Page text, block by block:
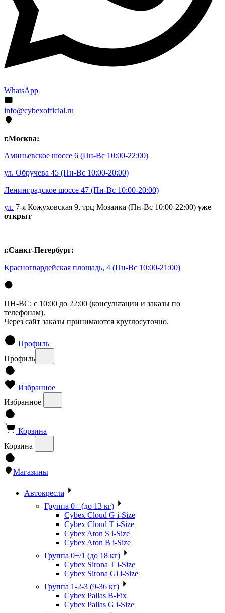
WhatsApp
info@cybexofficial.ru
г.Москва:
Аминьевское шоссе 6 (Пн-Вс 10:00-22:00)
ул. Обручева 45 (Пн-Вс 10:00-20:00)
Ленинградское шоссе 47 (Пн-Вс 10:00-20:00)
ул. 7-я Кожуховская 9, трц Мозаика (Пн-Вс 10:00-22:00) уже
открыт
г.Санкт-Петербург:
Красногвардейская площадь, 4 (Пн-Вс 10:00-21:00)
ПН-ВС: с 10:00 до 22:00 (консультации и заказы по
телефонам).
Через сайт заказы принимаются круглосуточно.
Профиль
Профиль
Избранное
Избранное
Корзина
Корзина
Магазины
Автокресла
Группа 0+ (до 13 кг)
Cybex Cloud G i-Size
Cybex Cloud T i-Size
Cybex Aton S i-Size
Cybex Aton B i-Size
Группа 0+/1 (до 18 кг)
Cybex Sirona T i-Size
Cybex Sirona Gi i-Size
Группа 1-2-3 (9-36 кг)
Cybex Pallas B-Fix
Cybex Pallas G i-Size